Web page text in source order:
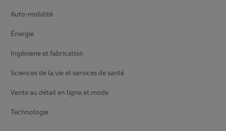
Auto-mobilité
Énergie
Ingénierie et fabrication
Sciences de la vie et services de santé
Vente au détail en ligne et mode
Technologie